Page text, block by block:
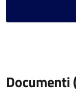
Documenti